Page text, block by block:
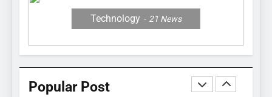
Technology 21 News
Popular Post
Berhidung Ajaib
ANIMALS
2
Hypsiscopus indonesiensis,
Ular Air Baru dari Danau